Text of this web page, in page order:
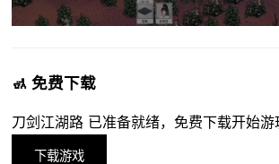
🚮 免费下载
刀剑江湖路 已准备就绪，免费下载开始游
下载游戏